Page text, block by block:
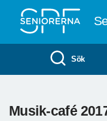
Sök
Musik-café